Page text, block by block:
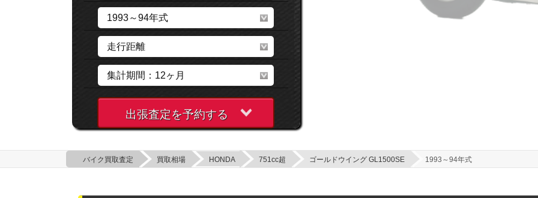
出張査定を予約する
バイク買取査定 買取相場 HONDA 751cc超 ゴールドウイング GL1500SE 1993～94年式